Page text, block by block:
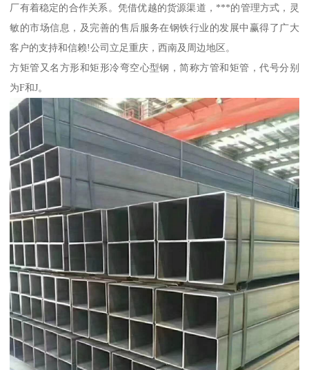
厂有着稳定的合作关系。凭借优越的货源渠道，***的管理方式，灵
敏的市场信息，及完善的售后服务在钢铁行业的发展中赢得了广大
客户的支持和信赖!公司立足重庆，西南及周边地区。
方矩管又名方形和矩形冷弯空心型钢，简称方管和矩管，代号分别
为F和J。